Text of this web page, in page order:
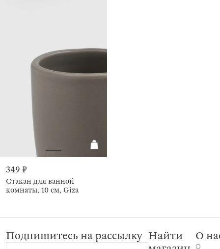
349 ₽
Стакан для ванной
комнаты, 10 см, Giza
Подпишитесь на рассылку Найти
О